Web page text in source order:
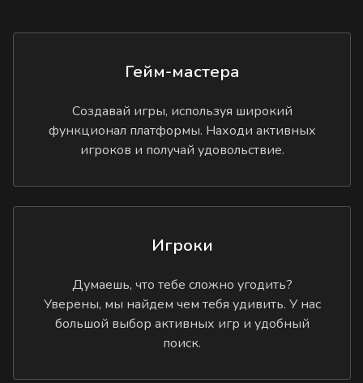
Гейм-мастера
Создавай игры, используя широкий
функционал платформы. Находи активных
игроков и получай удовольствие.
Игроки
Думаешь, что тебе сложно угодить?
Уверены, мы найдем чем тебя удивить. У нас
большой выбор активных игр и удобный
поиск.